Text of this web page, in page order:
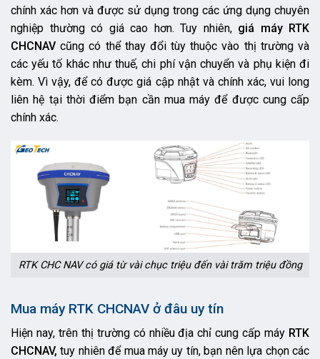
chính xác hơn và được sử dụng trong các ứng dụng chuyên
nghiệp thường có giá cao hơn. Tuy nhiên, giá máy RTK
CHCNAV cũng có thể thay đổi tùy thuộc vào thị trường và
các yếu tố khác như thuế, chi phí vận chuyển và phụ kiện đi
kèm. Vì vậy, để có được giá cập nhật và chính xác, vui long
liên hệ tại thời điểm bạn cần mua máy để được cung cấp
chính xác.
RTK CHC NAV có giá từ vài chục triệu đến vài trăm triệu đồng
Mua máy RTK CHCNAV ở đâu uy tín
Hiện nay, trên thị trường có nhiều địa chỉ cung cấp máy RTK
CHCNAV, tuy nhiên để mua máy uy tín, bạn nên lựa chọn các